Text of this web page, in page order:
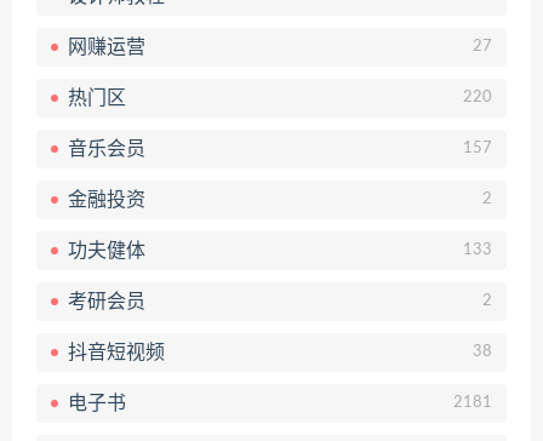
网赚运营 27
热门区 220
音乐会员 157
金融投资 2
功夫健体 133
考研会员 2
抖音短视频 38
电子书 2181